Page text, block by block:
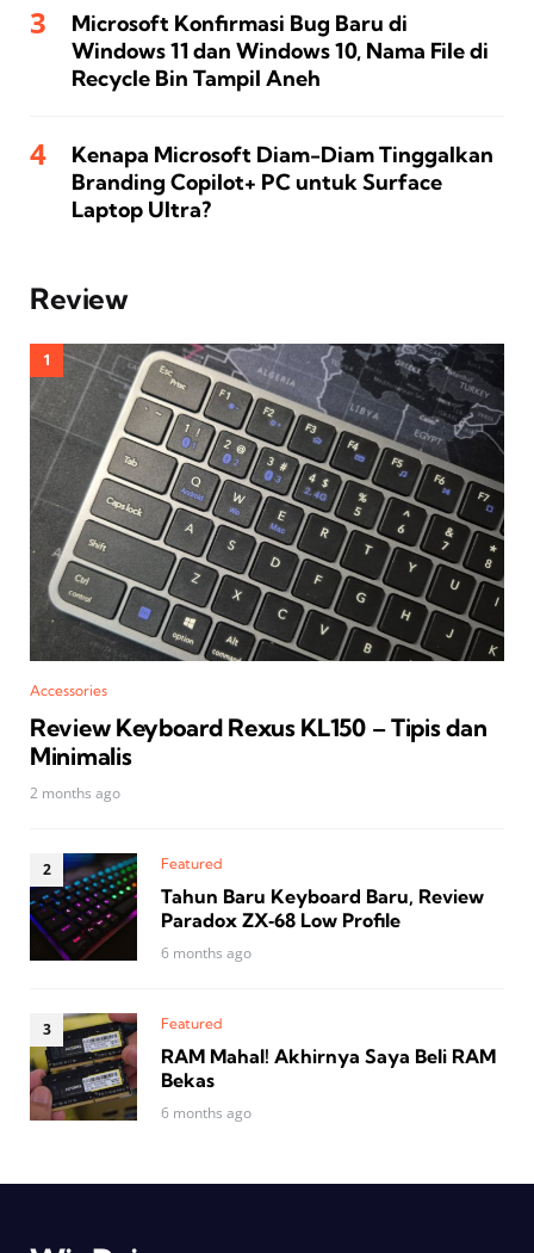
Microsoft Konfirmasi Bug Baru di
Windows 11 dan Windows 10, Nama File di
Recycle Bin Tampil Aneh
Kenapa Microsoft Diam-Diam Tinggalkan
Branding Copilot+ PC untuk Surface
Laptop Ultra?
Review
Accessories
Review Keyboard Rexus KL150 – Tipis dan
Minimalis
2 months ago
Featured
Tahun Baru Keyboard Baru, Review
Paradox ZX‑68 Low Profile
6 months ago
Featured
RAM Mahal! Akhirnya Saya Beli RAM
Bekas
6 months ago